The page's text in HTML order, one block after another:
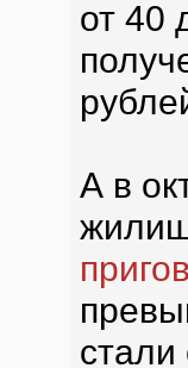
от 40
А в